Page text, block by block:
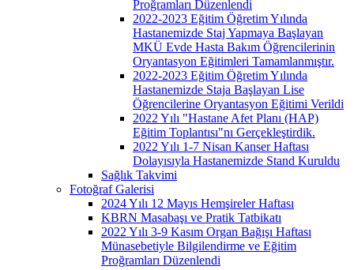
Proğramları Düzenlendi
2022-2023 Eğitim Öğretim Yılında
Hastanemizde Staj Yapmaya Başlayan
MKÜ Evde Hasta Bakım Öğrencilerinin
Oryantasyon Eğitimleri Tamamlanmıştır.
2022-2023 Eğitim Öğretim Yılında
Hastanemizde Staja Başlayan Lise
Öğrencilerine Oryantasyon Eğitimi Verildi
2022 Yılı "Hastane Afet Planı (HAP)
Eğitim Toplantısı"nı Gerçekleştirdik.
2022 Yılı 1-7 Nisan Kanser Haftası
Dolayısıyla Hastanemizde Stand Kuruldu
Sağlık Takvimi
Fotoğraf Galerisi
2024 Yılı 12 Mayıs Hemşireler Haftası
KBRN Masabaşı ve Pratik Tatbikatı
2022 Yılı 3-9 Kasım Organ Bağışı Haftası
Münasebetiyle Bilgilendirme ve Eğitim
Proğramları Düzenlendi